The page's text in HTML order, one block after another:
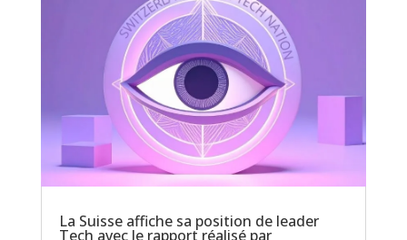
La Suisse affiche sa position de leader
Tech avec le rapport réalisé par